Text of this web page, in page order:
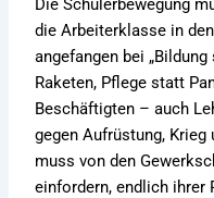
Die Schülerbewegung
die Arbeiterklasse in
angefangen bei
Raketen, Pflege statt
Beschäftigten – auch
gegen Aufrüstung,
muss von den
einfordern, endlich ihrer